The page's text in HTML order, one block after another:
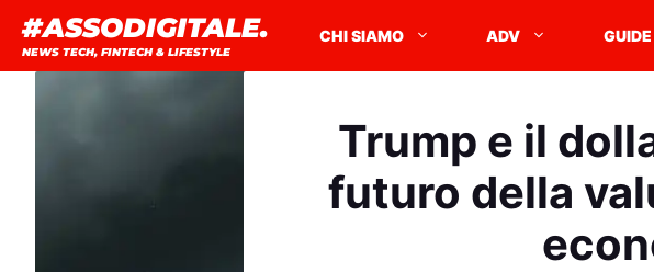
contenuto
#ASSODIGITALE.
NEWS TECH, FINTECH & LIFESTYLE
CHI SIAMO ADV GUIDE
Trump e il
futuro della